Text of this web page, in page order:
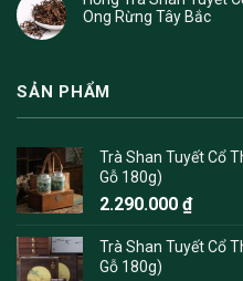
Ong Rừng Tây Bắc
SẢN PHẨM
Trà Shan Tuyết Cổ
Gỗ 180g)
2.290.000 ₫
Trà Shan Tuyết Cổ
Gỗ 180g)